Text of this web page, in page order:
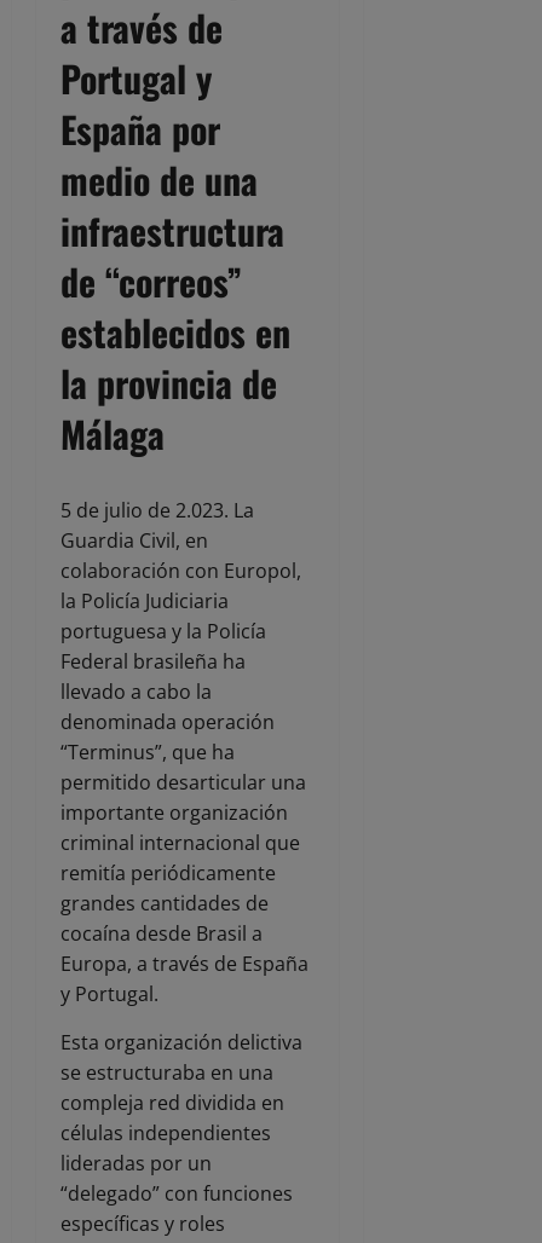
a través de
Portugal y
España por
medio de una
infraestructura
de “correos”
establecidos en
la provincia de
Málaga
5 de julio de 2.023. La
Guardia Civil, en
colaboración con Europol,
la Policía Judiciaria
portuguesa y la Policía
Federal brasileña ha
llevado a cabo la
denominada operación
“Terminus”, que ha
permitido desarticular una
importante organización
criminal internacional que
remitía periódicamente
grandes cantidades de
cocaína desde Brasil a
Europa, a través de España
y Portugal.
Esta organización delictiva
se estructuraba en una
compleja red dividida en
células independientes
lideradas por un
“delegado” con funciones
específicas y roles